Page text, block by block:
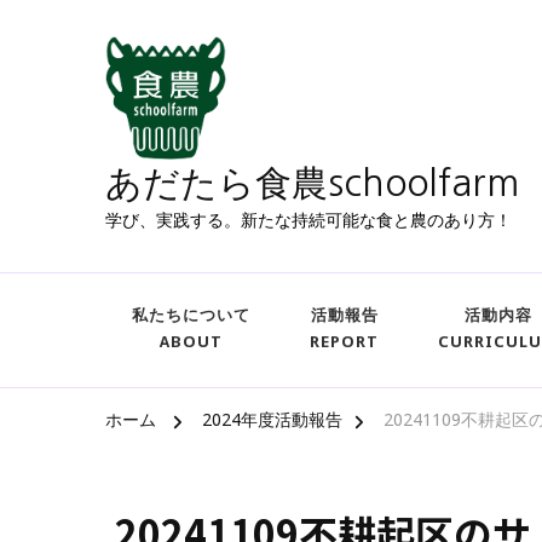
あだたら食農schoolfarm
学び、実践する。新たな持続可能な食と農のあり方！
私たちについて
ABOUT
活動報告
REPORT
活動内容
ホーム 2024年度活動報告 20241109不耕起区